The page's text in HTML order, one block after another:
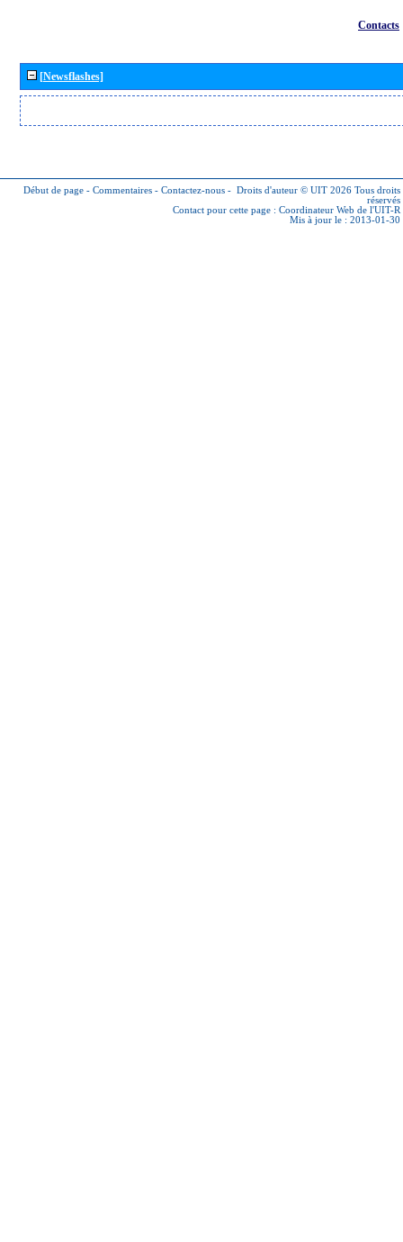
Contacts
[Newsflashes]
Début de page - Commentaires - Contactez-nous - Droits d'auteur © UIT 2026 Tous droits
réservés
Contact pour cette page : Coordinateur Web de l'UIT-R
Mis à jour le : 2013-01-30